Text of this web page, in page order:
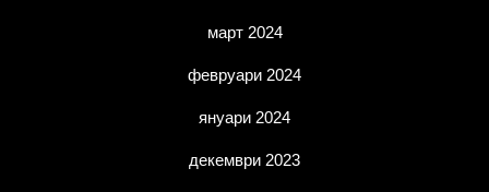
март 2024
февруари 2024
януари 2024
декември 2023